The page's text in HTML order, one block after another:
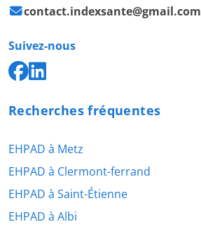
contact.indexsante@gmail.com
Suivez-nous
Recherches fréquentes
EHPAD à Metz
EHPAD à Clermont-ferrand
EHPAD à Saint-Étienne
EHPAD à Albi